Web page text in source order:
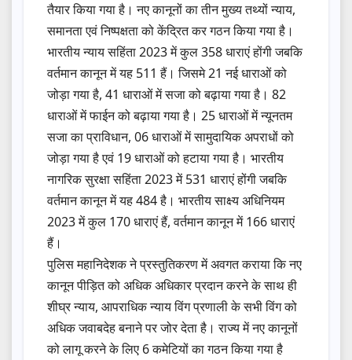
तैयार किया गया है। नए कानूनों का तीन मुख्य तथ्यों न्याय,
समानता एवं निष्पक्षता को केंद्रित कर गठन किया गया है।
भारतीय न्याय सहिंता 2023 में कुल 358 धाराएं होंगी जबकि
वर्तमान कानून में यह 511 हैं। जिसमे 21 नई धाराओं को
जोड़ा गया है, 41 धाराओं में सजा को बढ़ाया गया है। 82
धाराओं में फाईन को बढ़ाया गया है। 25 धाराओं में न्यूनतम
सजा का प्राविधान, 06 धाराओं में सामुदायिक अपराधों को
जोड़ा गया है एवं 19 धाराओं को हटाया गया है। भारतीय
नागरिक सुरक्षा सहिंता 2023 में 531 धाराएं होंगी जबकि
वर्तमान कानून में यह 484 है। भारतीय साक्ष्य अधिनियम
2023 में कुल 170 धाराएं हैं, वर्तमान कानून में 166 धाराएं
हैं।
पुलिस महानिदेशक ने प्रस्तुतिकरण में अवगत कराया कि नए
कानून पीड़ित को अधिक अधिकार प्रदान करने के साथ ही
शीघ्र न्याय, आपराधिक न्याय विंग प्रणाली के सभी विंग को
अधिक जवाबदेह बनाने पर जोर देता है। राज्य में नए कानूनों
को लागू करने के लिए 6 कमेटियों का गठन किया गया है